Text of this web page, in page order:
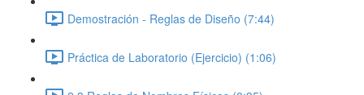
Demostración - Reglas de Diseño (7:44)
Práctica de Laboratorio (Ejercicio) (1:06)